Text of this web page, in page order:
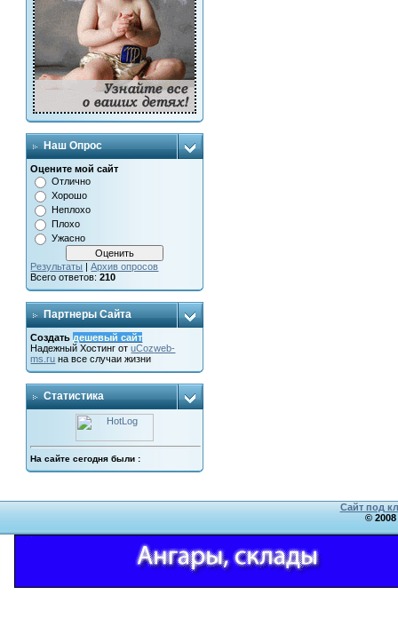
Наш Опрос
Оцените мой сайт
Отлично
Хорошо
Неплохо
Плохо
Ужасно
Результаты |Архив опросов
Всего ответов:210
Партнеры Сайта
Создать дешевый сайт
НадежныйХостинг отuCozweb-
ms.ru на все случаи жизни
Статистика
На сайте сегодня были :
Сайт под
©